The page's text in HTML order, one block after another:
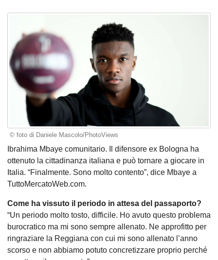
© foto di Daniele Mascolo/PhotoViews
Ibrahima Mbaye comunitario. Il difensore ex Bologna ha
ottenuto la cittadinanza italiana e può tornare a giocare in
Italia. “Finalmente. Sono molto contento”, dice Mbaye a
TuttoMercatoWeb.com.
Come ha vissuto il periodo in attesa del passaporto?
“Un periodo molto tosto, difficile. Ho avuto questo problema
burocratico ma mi sono sempre allenato. Ne approfitto per
ringraziare la Reggiana con cui mi sono allenato l’anno
scorso e non abbiamo potuto concretizzare proprio perché